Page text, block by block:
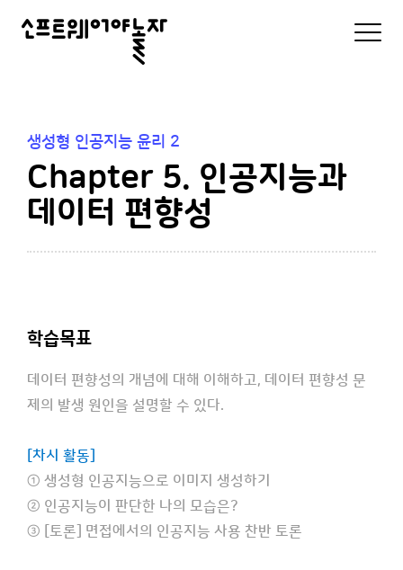
소
웨
어
야
놀
자
모
생성형 인공지능 윤리 2
Chapter 5. 인공지능과
데이터 편향성
학습목표
데이터 편향성의 개념에 대해 이해하고, 데이터 편향성 문
제의 발생 원인을 설명할 수 있다.
[차시 활동]
① 생성형 인공지능으로 이미지 생성하기
② 인공지능이 판단한 나의 모습은?
③ [토론] 면접에서의 인공지능 사용 찬반 토론